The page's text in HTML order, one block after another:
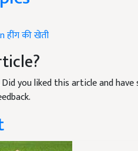
. Did you liked this article and